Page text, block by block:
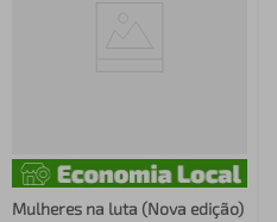
Mulheres na luta (Nova edição)